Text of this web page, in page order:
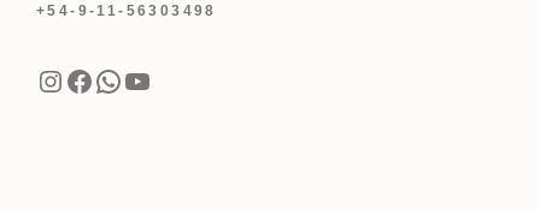
+54-9-11-56303498
Instagram
Facebook
WhatsApp
YouTube